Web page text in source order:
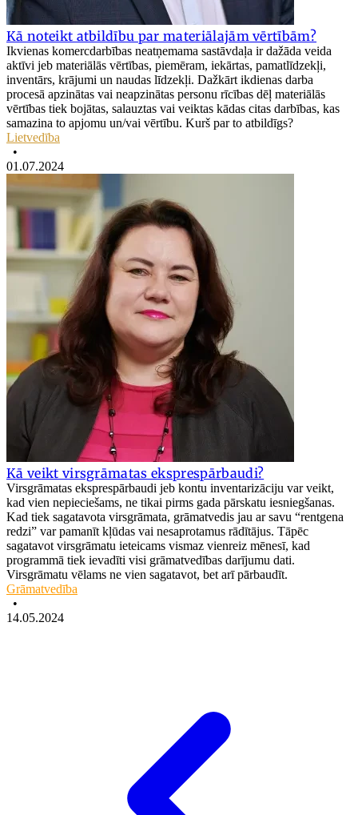
Kā noteikt atbildību par materiālajām vērtībām?
Ikvienas komercdarbības neatņemama sastāvdaļa ir dažāda veida
aktīvi jeb materiālās vērtības, piemēram, iekārtas, pamatlīdzekļi,
inventārs, krājumi un naudas līdzekļi. Dažkārt ikdienas darba
procesā apzinātas vai neapzinātas personu rīcības dēļ materiālās
vērtības tiek bojātas, salauztas vai veiktas kādas citas darbības, kas
samazina to apjomu un/vai vērtību. Kurš par to atbildīgs?
Lietvedība
•
01.07.2024
Kā veikt virsgrāmatas eksprespārbaudi?
Virsgrāmatas eksprespārbaudi jeb kontu inventarizāciju var veikt,
kad vien nepieciešams, ne tikai pirms gada pārskatu iesniegšanas.
Kad tiek sagatavota virsgrāmata, grāmatvedis jau ar savu “rentgena
redzi” var pamanīt kļūdas vai nesaprotamus rādītājus. Tāpēc
sagatavot virsgrāmatu ieteicams vismaz vienreiz mēnesī, kad
programmā tiek ievadīti visi grāmatvedības darījumu dati.
Virsgrāmatu vēlams ne vien sagatavot, bet arī pārbaudīt.
Grāmatvedība
•
14.05.2024